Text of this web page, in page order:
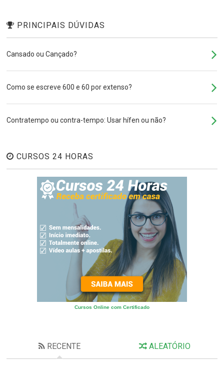
PRINCIPAIS DÚVIDAS
Cansado ou Cançado?
Como se escreve 600 e 60 por extenso?
Contratempo ou contra-tempo: Usar hífen ou não?
CURSOS 24 HORAS
Cursos Online com Certificado
RECENTE ALEATÓRIO